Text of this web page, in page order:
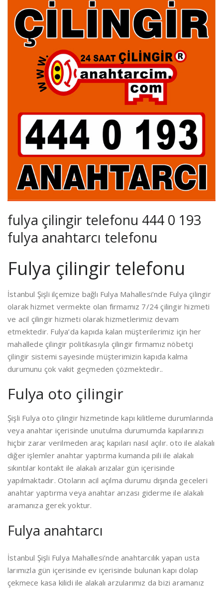
fulya çilingir telefonu 444 0 193
fulya anahtarcı telefonu
Fulya çilingir telefonu
İstanbul Şişli ilçemize bağlı Fulya Mahallesi’nde Fulya çilingir
olarak hizmet vermekte olan firmamız 7/24 çilingir hizmeti
ve acil çilingir hizmeti olarak hizmetlerimiz devam
etmektedir. Fulya’da kapıda kalan müşterilerimiz için her
mahallede çilingir politikasıyla çilingir firmamız nöbetçi
çilingir sistemi sayesinde müşterimizin kapıda kalma
durumunu çok vakit geçmeden çözmektedir..
Fulya oto çilingir
Şişli Fulya oto çilingir hizmetinde kapı kilitleme durumlarında
veya anahtar içerisinde unutulma durumumda kapılarınızı
hiçbir zarar verilmeden araç kapıları nasıl açılır. oto ile alakalı
diğer işlemler anahtar yaptırma kumanda pili ile alakalı
sıkıntılar kontakt ile alakalı arızalar gün içerisinde
yapılmaktadır. Otoların acil açılma durumu dışında geceleri
anahtar yaptırma veya anahtar arızası giderme ile alakalı
aramanıza gerek yoktur.
Fulya anahtarcı
İstanbul Şişli Fulya Mahallesi’nde anahtarcılık yapan usta
larımızla gün içerisinde ev içerisinde bulunan kapı dolap
çekmece kasa kilidi ile alakalı arzularımız da bizi aramanız